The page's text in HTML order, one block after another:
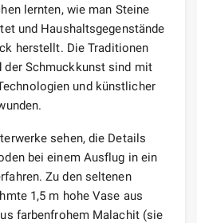
lernten, wie man Steine
und Haushaltsgegenstände
herstellt. Die Traditionen
der Schmuckkunst sind mit
und künstlicher
sehen, die Details
bei einem Ausflug in ein
Zu den seltenen
1,5 m hohe Vase aus
farbenfrohem Malachit (sie